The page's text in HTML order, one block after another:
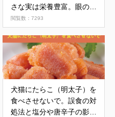
さな実は栄養豊富。眼の健
康にも効果あり
閲覧数：7293
犬猫にたらこ（明太子）を
食べさせないで。誤食の対
処法と塩分や唐辛子の影響